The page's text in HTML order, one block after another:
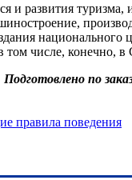
и развития
числе, конечно, в
Подготовлено по
правила поведения